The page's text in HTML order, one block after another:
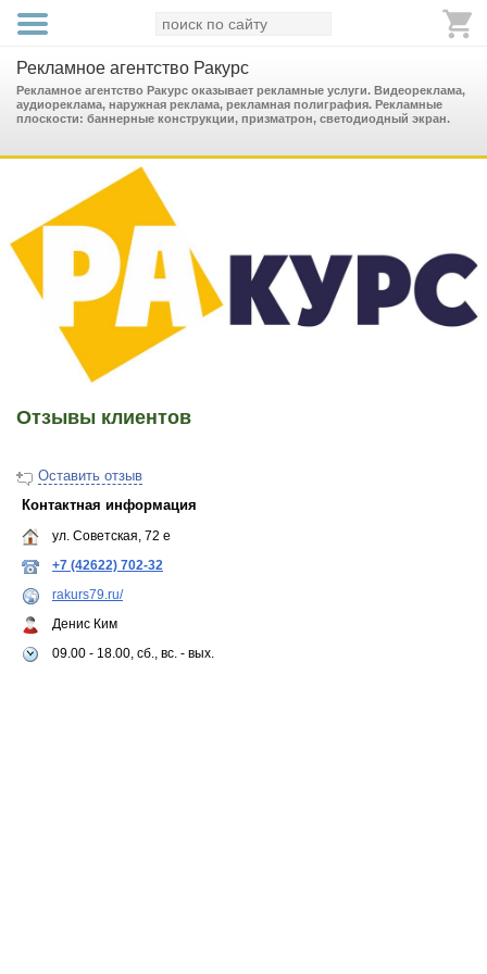
Рекламное агентство Ракурс
Рекламное агентство Ракурс оказывает рекламные услуги. Видеореклама,
аудиореклама, наружная реклама, рекламная полиграфия. Рекламные
плоскости: баннерные конструкции, призматрон, светодиодный экран.
Отзывы клиентов
Оставить отзыв
Контактная информация
ул. Советская, 72 е
+7 (42622) 702-32
rakurs79.ru/
Денис Ким
09.00 - 18.00, сб., вс. - вых.